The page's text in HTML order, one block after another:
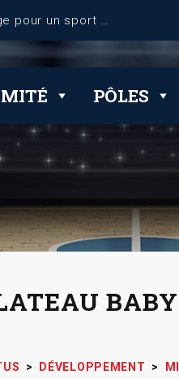
PÔLES
> DÉVELOPPEMENT >